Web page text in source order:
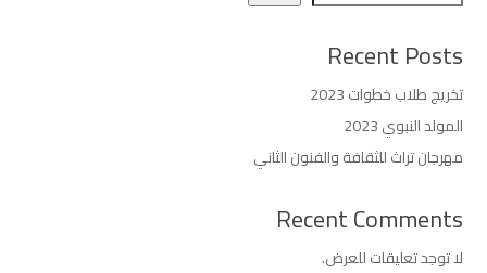
Recent Posts
تخريج طلاب خطوات 2023
المولد النبوي 2023
مهرجان تراث للثقافة والفنون الثاني
Recent Comments
لا توجد تعليقات للعرض.